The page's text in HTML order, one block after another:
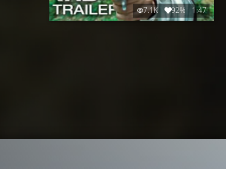
7.1K 92% 1:47